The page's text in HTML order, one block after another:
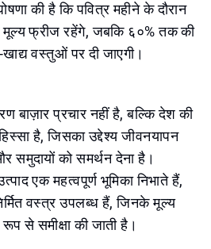
की है कि पवित्र महीने के दौरान
फ्रीज रहेंगे, जबकि ६०% तक की
वस्तुओं पर दी जाएगी।
बाज़ार प्रचार नहीं है, बल्कि देश की
है, जिसका उद्देश्य जीवनयापन
समुदायों को समर्थन देना है।
एक महत्वपूर्ण भूमिका निभाते हैं,
वस्त्र उपलब्ध हैं, जिनके मूल्य
से समीक्षा की जाती है।